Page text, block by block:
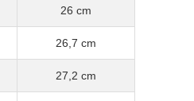
26 cm
26,7 cm
27,2 cm